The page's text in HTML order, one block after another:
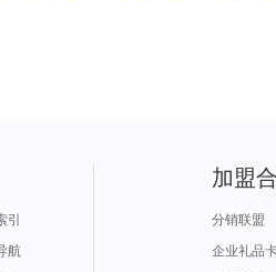
引
航
加盟
分销联盟
企业礼品